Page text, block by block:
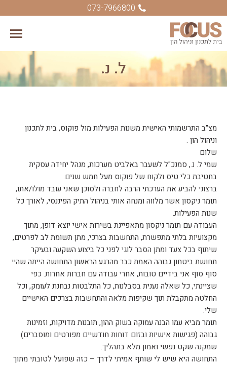
073-7966800
ל. נ.
You are here:
מצ"ב התרשמותי האישית משנות הפעילות מול פוקוס, בית לתכנון
וניהול הון .
שלום
שמי ל. נ., סמנכ"ל לשעבר באלביט מערכות, מנהל יחידה עסקית
בחטיבת כלי טיס ולקוח של פוקוס מעל חמש שנים.
ברצוני להביע את הערכתי הרבה לחברה ולסוכן שאני עובד מולו/אתו,
תומר ניקסון אשר מלווה ומנחה אותי בניהול התיק הפיננסי, לאורך כל
שנות הפעילות.
העבודה עם תומר ניקסון מתאפיינת בשירות אישי יוצא דופן, מתוך
מקצועיות בלתי מתפשרת, התחשבות בצרכי, מתן תשומת לב לפרטים,
שיתוף בכל צעד ומתן הסבר לוגי לפני כל ביצוע השקעה ובעיקר
תחושת ביטחון גבוהה האמת כבר מהרגע הראשון התחושה הייתה שהיי
סוף סוף אני בידיים טובות, אחרי עבודה עם חברות אחרות. כפי
שציינתי, כל שאלה נענית בסבלנות, כל התלבטות נבחנת לעומק, וכל
החלטה מתקבלת תוך שקיפות מלאה והתחשבות בצרכים האישיים
שלי.
תומר מביא עמו הבנה עמוקה בשוק ההון, תובנות מדויקות, וזמינות
גבוהה (פגישות אישיות ובזום דוחות חודשיים מפורטים ומוסברים)
שמקנה שקט נפשי ואמון מלא בתהליך.
התחושה היא שיש לי שותף אמיתי לדרך – כזה שפועל לטובתי מתוך